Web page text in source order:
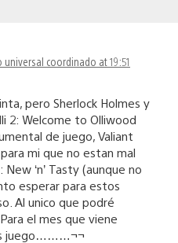
coordinado at 19:51
pero Sherlock Holmes y
2: Welcome to Olliwood
de juego, Valiant
mi que no estan mal
‘n’ Tasty (aunque no
esperar para estos
Al unico que podré
el mes que viene
juego………¬¬